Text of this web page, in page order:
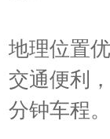
地理位置
交通便利
分钟车程。